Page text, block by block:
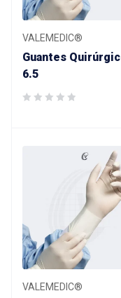
VALEMEDIC®
Guantes
6.5
VALEMEDIC®